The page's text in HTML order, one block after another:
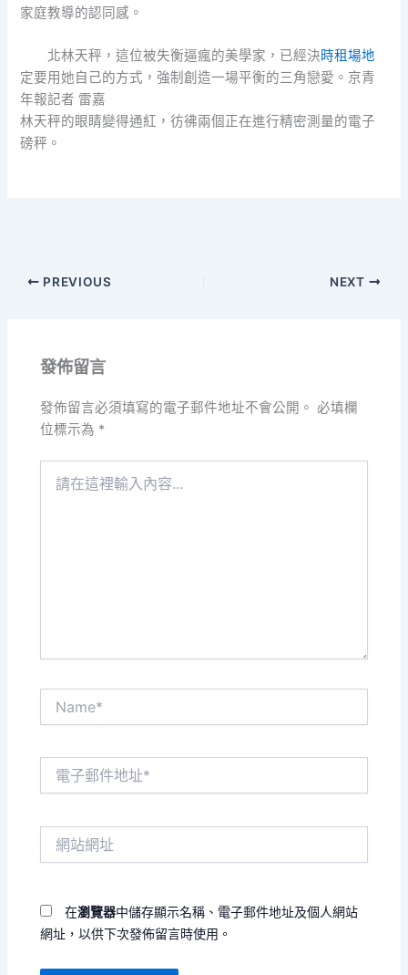
家庭教導的認同感。
北林天秤，這位被失衡逼瘋的美學家，已經決時租場地
定要用她自己的方式，強制創造一場平衡的三角戀愛。京青
年報記者 雷嘉
林天秤的眼睛變得通紅，彷彿兩個正在進行精密測量的電子
磅秤。
PREVIOUS NEXT
發佈留言
發佈留言必須填寫的電子郵件地址不會公開。 必填欄
位標示為 *
在瀏覽器中儲存顯示名稱、電子郵件地址及個人網站
網址，以供下次發佈留言時使用。